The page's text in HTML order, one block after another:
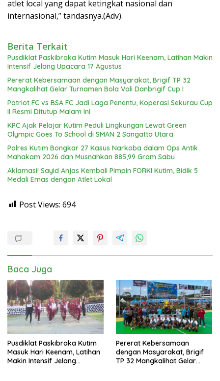
atlet local yang dapat ketingkat nasional dan
internasional,” tandasnya.(Adv).
Berita Terkait
Pusdiklat Paskibraka Kutim Masuk Hari Keenam, Latihan Makin
Intensif Jelang Upacara 17 Agustus
Pererat Kebersamaan dengan Masyarakat, Brigif TP 32
Mangkalihat Gelar Turnamen Bola Voli Danbrigif Cup I
Patriot FC vs BSA FC Jadi Laga Penentu, Koperasi Sekurau Cup
II Resmi Ditutup Malam Ini
KPC Ajak Pelajar Kutim Peduli Lingkungan Lewat Green
Olympic Goes To School di SMAN 2 Sangatta Utara
Polres Kutim Bongkar 27 Kasus Narkoba dalam Ops Antik
Mahakam 2026 dan Musnahkan 885,99 Gram Sabu
Aklamasi! Sayid Anjas Kembali Pimpin FORKI Kutim, Bidik 5
Medali Emas dengan Atlet Lokal
Post Views: 694
Baca Juga
Pusdiklat Paskibraka Kutim
Masuk Hari Keenam, Latihan
Makin Intensif Jelang
Pererat Kebersamaan
dengan Masyarakat, Brigif
TP 32 Mangkalihat Gelar